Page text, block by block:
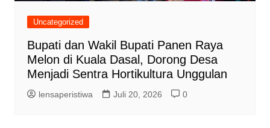
Uncategorized
Bupati dan Wakil Bupati Panen Raya
Melon di Kuala Dasal, Dorong Desa
Menjadi Sentra Hortikultura Unggulan
lensaperistiwa Juli 20, 2026 0